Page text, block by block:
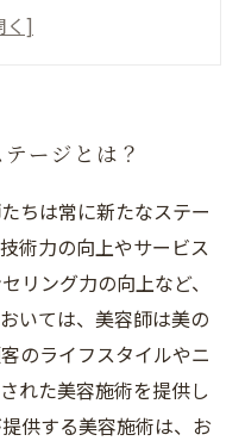
で実現するキャリア
ージとは？
ちは常に新たなステー
術力の向上やサービス
リング力の向上など、
いては、美容師は美の
のライフスタイルやニ
れた美容施術を提供し
供する美容施術は、お